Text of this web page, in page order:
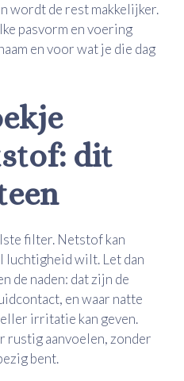
wordt de rest makkelijker.
pasvorm en voering
en voor wat je die dag
dit
filter. Netstof kan
luchtigheid wilt. Let dan
de naden: dat zijn de
en waar natte
irritatie kan geven.
rustig aanvoelen, zonder
bent.